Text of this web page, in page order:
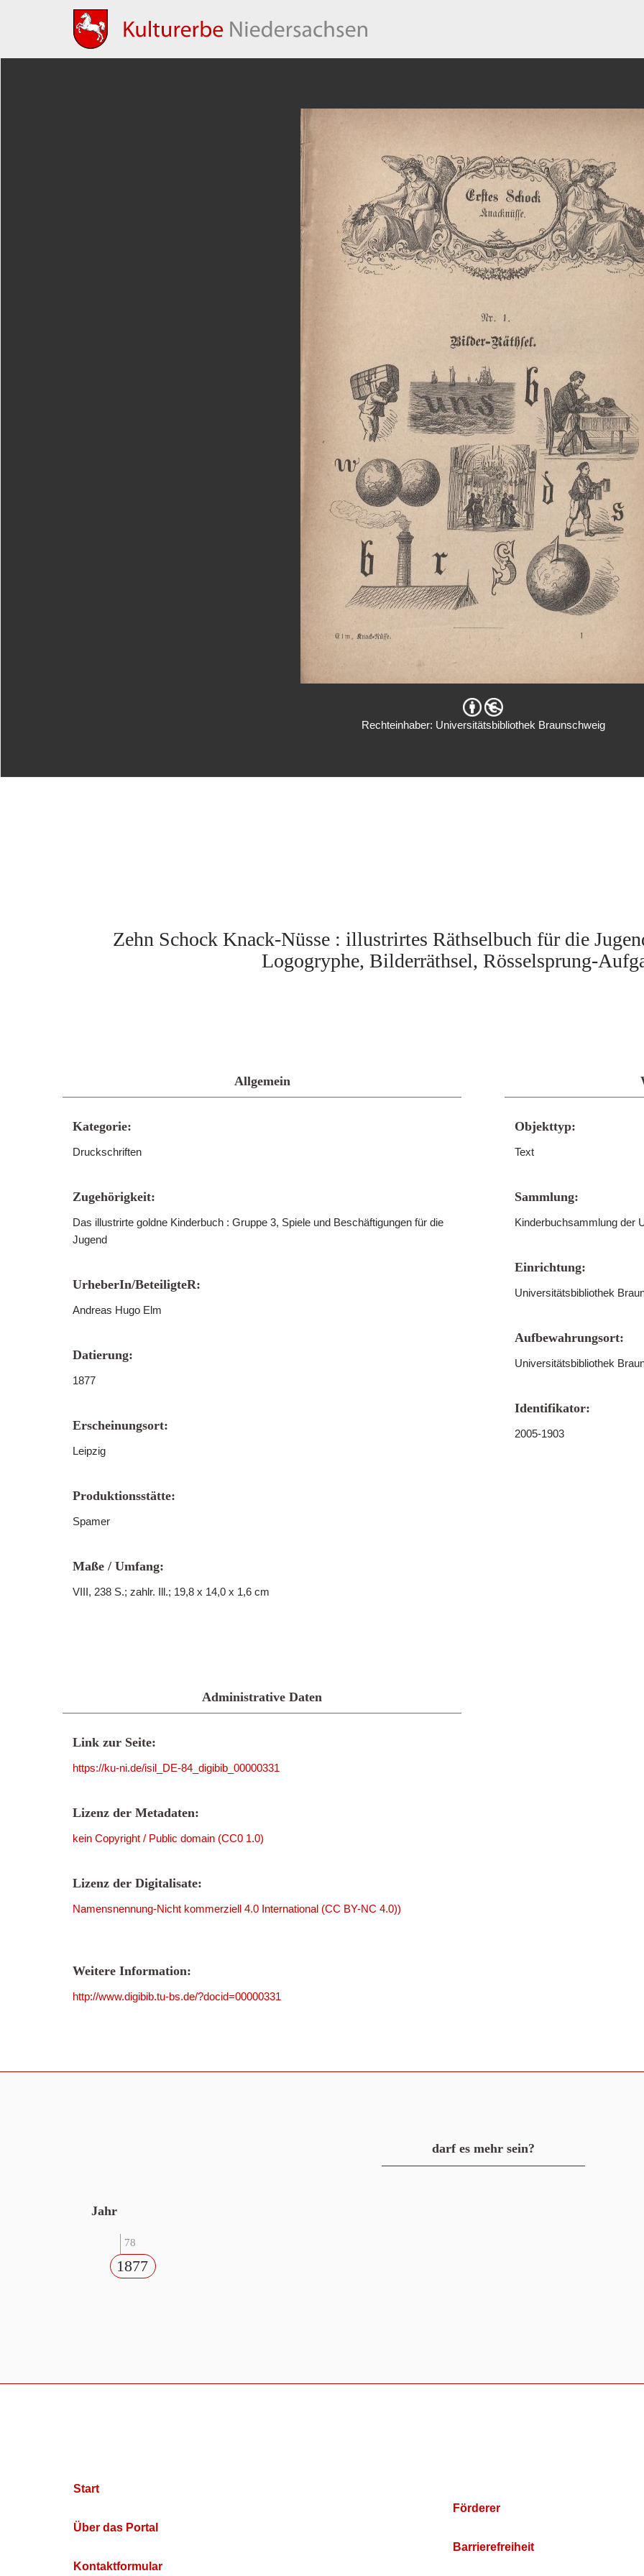
Rechteinhaber: Universitätsbibliothek Braunschweig
Zehn Schock Knack-Nüsse : illustrirtes Räthselbuch für die
Logogryphe, Bilderräthsel, Rösselsprung-
Allgemein
Kategorie:
Druckschriften
Zugehörigkeit:
Das illustrirte goldne Kinderbuch : Gruppe 3, Spiele und Beschäftigungen für die
Jugend
UrheberIn/BeteiligteR:
Andreas Hugo Elm
Datierung:
1877
Erscheinungsort:
Leipzig
Produktionsstätte:
Spamer
Maße / Umfang:
VIII, 238 S.; zahlr. Ill.; 19,8 x 14,0 x 1,6 cm
Objekttyp:
Text
Sammlung:
Kinderbuchsammlung der
Einrichtung:
Universitätsbibliothek
Aufbewahrungsort:
Universitätsbibliothek
Identifikator:
2005-1903
Administrative Daten
Link zur Seite:
https://ku-ni.de/isil_DE-84_digibib_00000331
Lizenz der Metadaten:
kein Copyright / Public domain (CC0 1.0)
Lizenz der Digitalisate:
Namensnennung-Nicht kommerziell 4.0 International (CC BY-NC 4.0))
Weitere Information:
http://www.digibib.tu-bs.de/?docid=00000331
darf es mehr sein?
Jahr
78
1877
Start
Über das Portal
Kontaktformular
Förderer
Barrierefreiheit